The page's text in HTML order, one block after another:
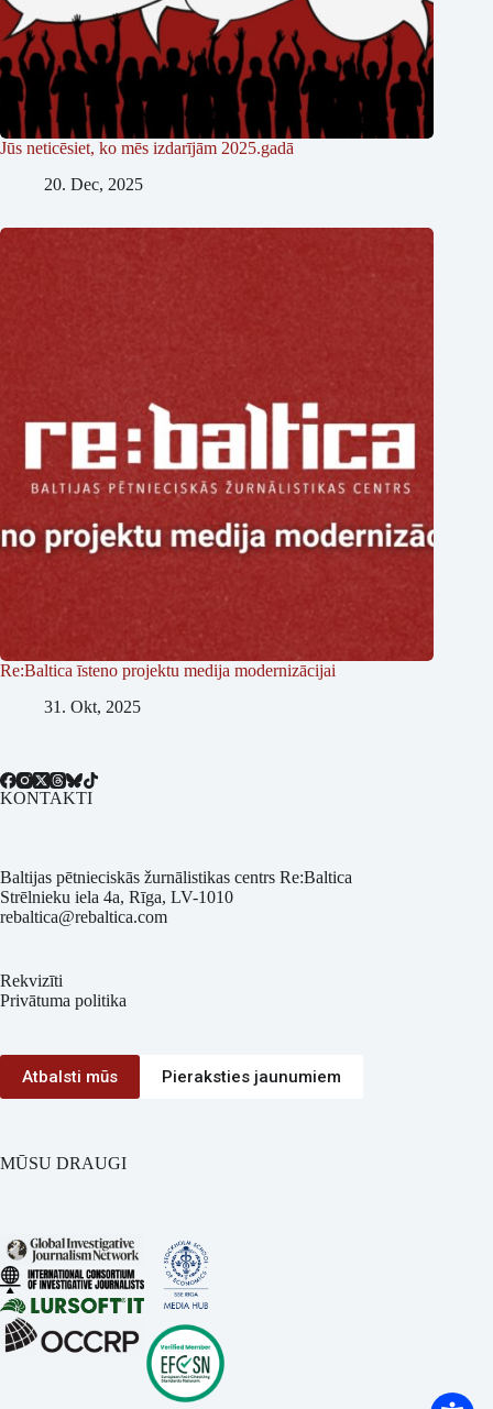
Jūs neticēsiet, ko mēs izdarījām 2025.gadā
20. Dec, 2025
Re:Baltica īsteno projektu medija modernizācijai
31. Okt, 2025
KONTAKTI
Baltijas pētnieciskās žurnālistikas centrs Re:Baltica
Strēlnieku iela 4a, Rīga, LV-1010
rebaltica@rebaltica.com
Rekvizīti
Privātuma politika
Atbalsti mūs Pieraksties jaunumiem
MŪSU DRAUGI